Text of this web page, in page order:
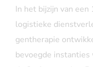
In het bijzijn van
logistieke
gentherapie
bevoegde